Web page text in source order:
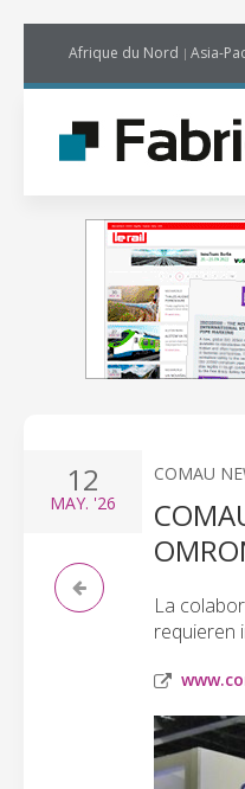
Afrique du Nord Asia-
12
MAY. '26
COMAU
La
requieren